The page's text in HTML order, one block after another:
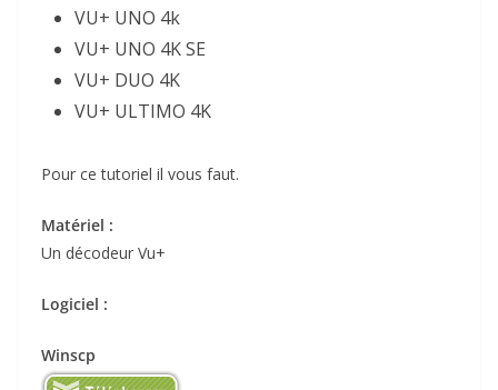
VU+ UNO 4k
VU+ UNO 4K SE
VU+ DUO 4K
VU+ ULTIMO 4K
Pour ce tutoriel il vous faut.
Matériel :
Un décodeur Vu+
Logiciel :
Winscp